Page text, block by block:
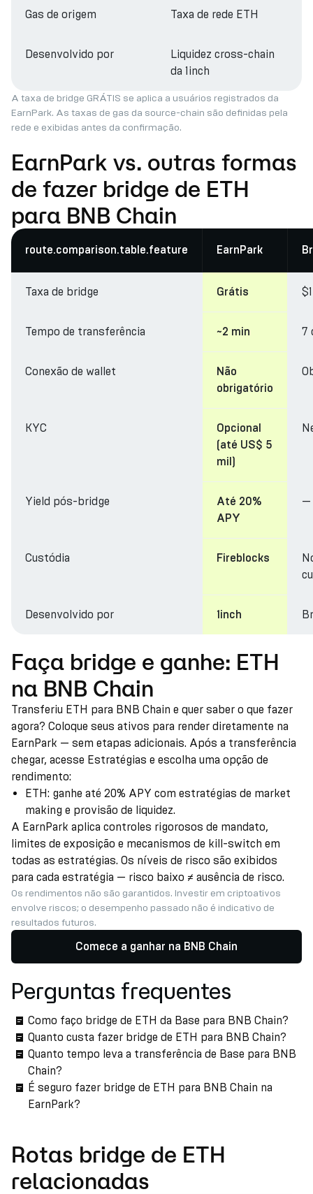
Gas de origem Taxa de rede ETH
Desenvolvido por
Liquidez cross-chain
da 1inch
A taxa de bridge GRÁTIS se aplica a usuários registrados da
EarnPark. As taxas de gas da source-chain são definidas pela
rede e exibidas antes da confirmação.
EarnPark vs. outras formas
de fazer bridge de ETH
para BNB Chain
route.comparison.table.feature EarnPark
Taxa de bridge Grátis
Tempo de transferência ~2 min 7
Conexão de wallet
Não
obrigatório
KYC
Opcional
(até US$ 5
mil)
Yield pós-bridge
Até 20%
APY
—
Custódia Fireblocks
Desenvolvido por 1inch
Faça bridge e ganhe: ETH
na BNB Chain
Transferiu ETH para BNB Chain e quer saber o que fazer
agora? Coloque seus ativos para render diretamente na
EarnPark — sem etapas adicionais. Após a transferência
chegar, acesse Estratégias e escolha uma opção de
rendimento:
ETH: ganhe até 20% APY com estratégias de market
making e provisão de liquidez.
A EarnPark aplica controles rigorosos de mandato,
limites de exposição e mecanismos de kill-switch em
todas as estratégias. Os níveis de risco são exibidos
para cada estratégia — risco baixo ≠ ausência de risco.
Os rendimentos não são garantidos. Investir em criptoativos
envolve riscos; o desempenho passado não é indicativo de
resultados futuros.
Comece a ganhar na BNB Chain
Perguntas frequentes
Como faço bridge de ETH da Base para BNB Chain?
Quanto custa fazer bridge de ETH para BNB Chain?
Quanto tempo leva a transferência de Base para BNB
Chain?
É seguro fazer bridge de ETH para BNB Chain na
EarnPark?
Rotas bridge de ETH
relacionadas